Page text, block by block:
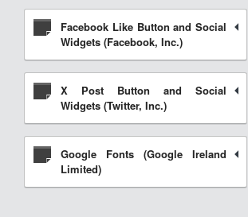
Facebook Like Button and Social
Widgets (Facebook, Inc.)
X Post Button and Social
Widgets (Twitter, Inc.)
Google Fonts (Google Ireland
Limited)